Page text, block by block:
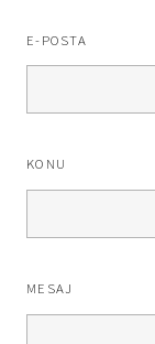
E-POSTA
KONU
MESAJ